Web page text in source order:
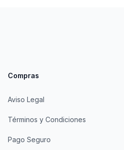
Compras
Aviso Legal
Términos y Condiciones
Pago Seguro